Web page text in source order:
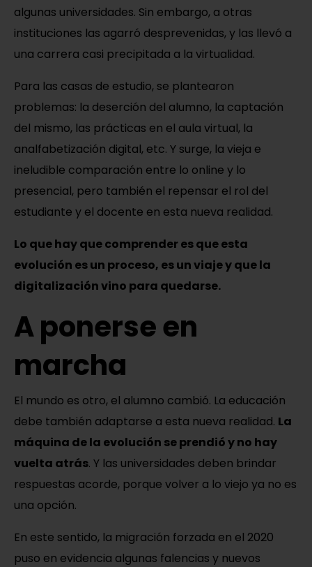
algunas universidades. Sin embargo, a otras
instituciones las agarró desprevenidas, y las llevó a
una carrera casi precipitada a la virtualidad.
Para las casas de estudio, se plantearon
problemas: la deserción del alumno, la captación
del mismo, las prácticas en el aula virtual, la
analfabetización digital, etc. Y surge, la vieja e
ineludible comparación entre lo online y lo
presencial, pero también el repensar el rol del
estudiante y el docente en esta nueva realidad.
Lo que hay que comprender es que esta
evolución es un proceso, es un viaje y que la
digitalización vino para quedarse.
A ponerse en
marcha
El mundo es otro, el alumno cambió. La educación
debe también adaptarse a esta nueva realidad. La
máquina de la evolución se prendió y no hay
vuelta atrás. Y las universidades deben brindar
respuestas acorde, porque volver a lo viejo ya no es
una opción.
En este sentido, la migración forzada en el 2020
puso en evidencia algunas falencias y nuevos